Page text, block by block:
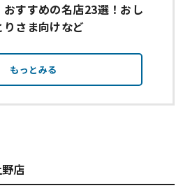
おすすめの名店23選！おし
さま向けなど
もっとみる
店